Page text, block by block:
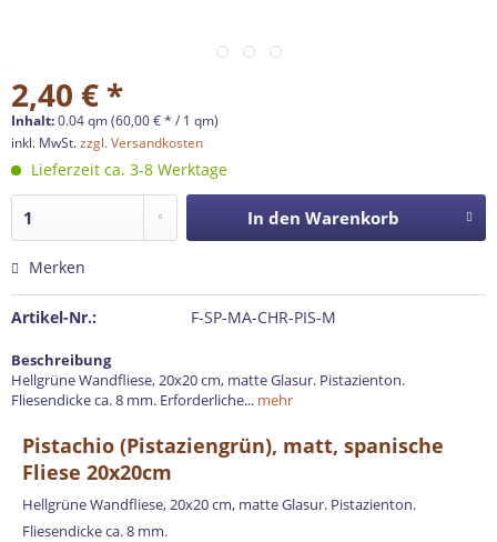
2,40 € *
Inhalt:0.04 qm (60,00 € * / 1 qm)
inkl. MwSt.zzgl. Versandkosten
Lieferzeit ca. 3-8 Werktage
In den Warenkorb
Merken
Artikel-Nr.: F-SP-MA-CHR-PIS-M
Beschreibung
Hellgrüne Wandfliese, 20x20 cm, matte Glasur. Pistazienton.
Fliesendicke ca. 8 mm. Erforderliche... mehr
Pistachio (Pistaziengrün), matt, spanische
Fliese 20x20cm
Hellgrüne Wandfliese, 20x20 cm, matte Glasur. Pistazienton.
Fliesendicke ca. 8 mm.